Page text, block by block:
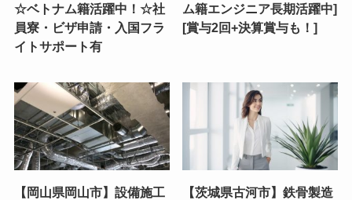
☆ベトナム籍活躍中！☆社
員寮・ビザ申請・入国フラ
イトサポート有
ム籍エンジニア長期活躍中]
[賞与2回+決算賞与も！]
【岡山県岡山市】設備施工
【茨城県古河市】鉄骨製造